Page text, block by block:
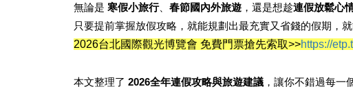
無論是 寒假小旅行、 春節國內外旅遊 ，還是想趁連假放鬆心
只要提前掌握放假攻略，就能規劃出最充實又省錢的假期，
2026台北國際觀光博覽會 免費門票搶先索取>>https://
本文整理了 2026全年連假攻略與旅遊建議 ，讓你不錯過每一